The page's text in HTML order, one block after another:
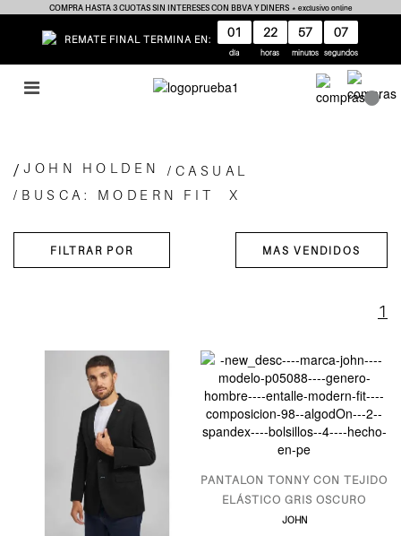
COMPRA HASTA 3 CUOTAS SIN INTERESES CON BBVA Y DINERS * exclusivo online
REMATE FINAL TERMINA EN: 01
día
22
horas
57
minutos
07
segundos
JOHN HOLDEN
CASUAL
BUSCA: MODERN FIT
X
1
PANTALON TONNY CON TEJIDO
ELÁSTICO GRIS OSCURO
JOHN